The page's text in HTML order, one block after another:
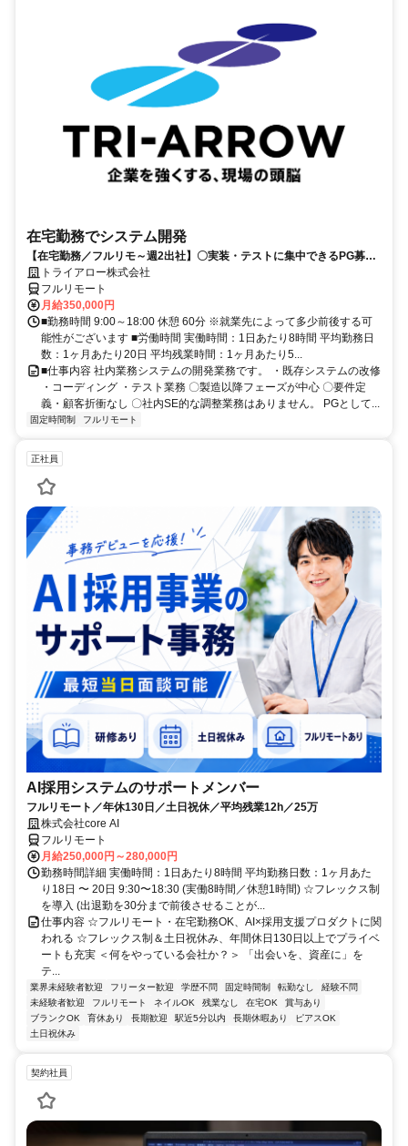
在宅勤務でシステム開発
【在宅勤務／フルリモ～週2出社】〇実装・テストに集中できるPG募集
〇業務用端末貸与あり
トライアロー株式会社
フルリモート
月給350,000円
■勤務時間 9:00～18:00 休憩 60分 ※就業先によって多少前後する可
能性がございます ■労働時間 実働時間：1日あたり8時間 平均勤務日
数：1ヶ月あたり20日 平均残業時間：1ヶ月あたり5...
■仕事内容 社内業務システムの開発業務です。 ・既存システムの改修
・コーディング ・テスト業務 〇製造以降フェーズが中心 〇要件定
義・顧客折衝なし 〇社内SE的な調整業務はありません。 PGとして...
固定時間制 フルリモート
正社員
AI採用システムのサポートメンバー
フルリモート／年休130日／土日祝休／平均残業12h／25万
株式会社core AI
フルリモート
月給250,000円～280,000円
勤務時間詳細 実働時間：1日あたり8時間 平均勤務日数：1ヶ月あた
り18日 〜 20日 9:30〜18:30 (実働8時間／休憩1時間) ☆フレックス制
を導入 (出退勤を30分まで前後させることが...
仕事内容 ☆フルリモート・在宅勤務OK、AI×採用支援プロダクトに関
われる ☆フレックス制＆土日祝休み、年間休日130日以上でプライベ
ートも充実 ＜何をやっている会社か？＞ 「出会いを、資産に」を
テ...
業界未経験者歓迎 フリーター歓迎 学歴不問 固定時間制 転勤なし
経験不問
未経験者歓迎
フルリモート ネイルOK 残業なし 在宅OK
賞与あり
ブランクOK
育休あり 長期歓迎 駅近5分以内 長期休暇あり
ピアスOK
土日祝休み
契約社員